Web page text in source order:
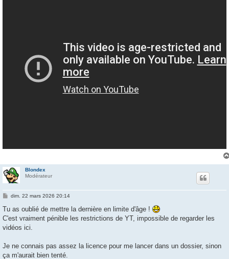
Blondex
Modérateur
M
s
a
g
dim. 22 mars 2026 20:14
Tu as oublié de mettre la dernière en limite d'âge !
C'est vraiment pénible les restrictions de YT, impossible de regarder les
vidéos ici.
Je ne connais pas assez la licence pour me lancer dans un dossier, sinon
ça m'aurait bien tenté.